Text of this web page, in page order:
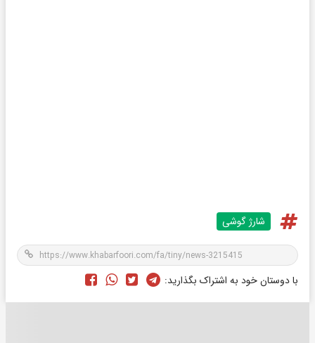
شارژ گوشی
با دوستان خود به اشتراک بگذارید: